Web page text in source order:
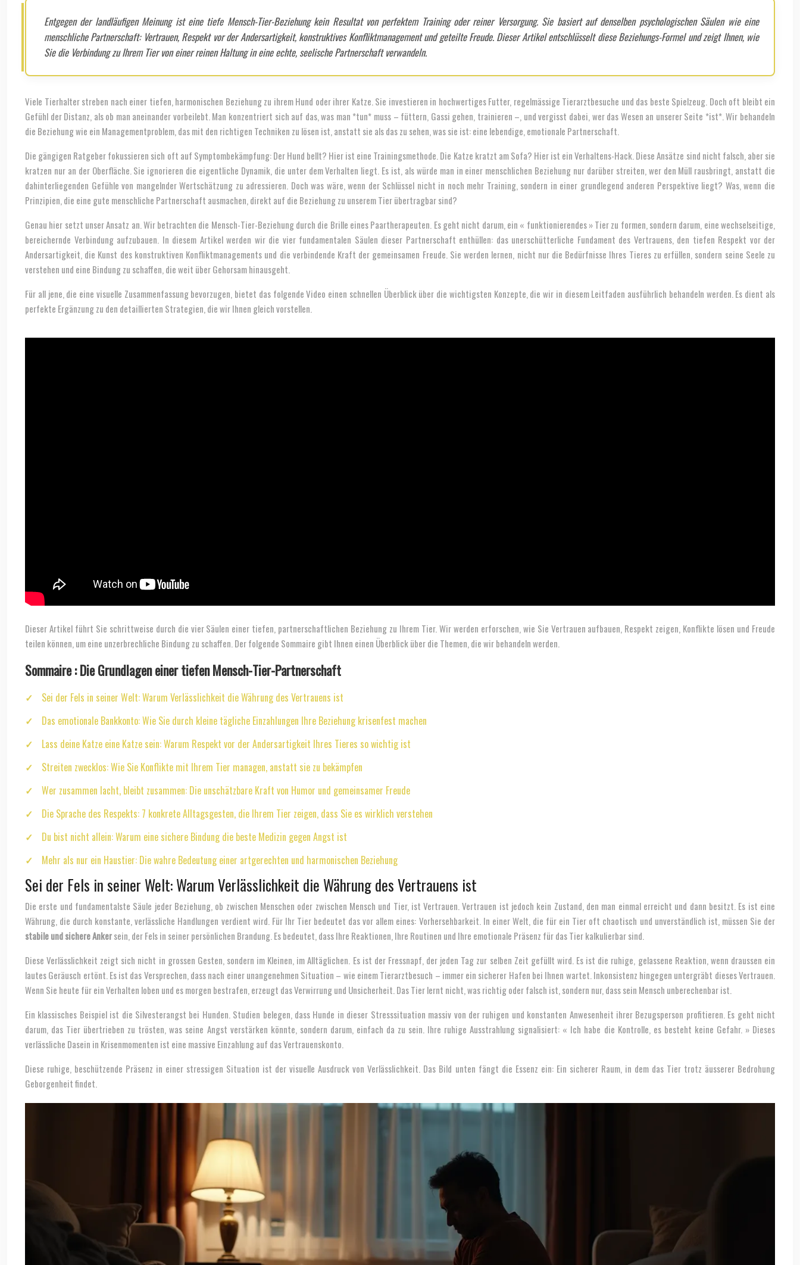
Entgegen der landläufigen Meinung ist eine tiefe Mensch-Tier-Beziehung kein Resultat von perfektem Training oder reiner Versorgung. Sie basiert auf denselben psychologischen Säulen wie eine
menschliche Partnerschaft: Vertrauen, Respekt vor der Andersartigkeit, konstruktives Konfliktmanagement und geteilte Freude. Dieser Artikel entschlüsselt diese Beziehungs-Formel und zeigt Ihnen, wie
Sie die Verbindung zu Ihrem Tier von einer reinen Haltung in eine echte, seelische Partnerschaft verwandeln.
Viele Tierhalter streben nach einer tiefen, harmonischen Beziehung zu ihrem Hund oder ihrer Katze. Sie investieren in hochwertiges Futter, regelmässige Tierarztbesuche und das beste Spielzeug. Doch oft bleibt ein
Gefühl der Distanz, als ob man aneinander vorbeilebt. Man konzentriert sich auf das, was man *tun* muss – füttern, Gassi gehen, trainieren –, und vergisst dabei, wer das Wesen an unserer Seite *ist*. Wir behandeln
die Beziehung wie ein Managementproblem, das mit den richtigen Techniken zu lösen ist, anstatt sie als das zu sehen, was sie ist: eine lebendige, emotionale Partnerschaft.
Die gängigen Ratgeber fokussieren sich oft auf Symptombekämpfung: Der Hund bellt? Hier ist eine Trainingsmethode. Die Katze kratzt am Sofa? Hier ist ein Verhaltens-Hack. Diese Ansätze sind nicht falsch, aber sie
kratzen nur an der Oberfläche. Sie ignorieren die eigentliche Dynamik, die unter dem Verhalten liegt. Es ist, als würde man in einer menschlichen Beziehung nur darüber streiten, wer den Müll rausbringt, anstatt die
dahinterliegenden Gefühle von mangelnder Wertschätzung zu adressieren. Doch was wäre, wenn der Schlüssel nicht in noch mehr Training, sondern in einer grundlegend anderen Perspektive liegt? Was, wenn die
Prinzipien, die eine gute menschliche Partnerschaft ausmachen, direkt auf die Beziehung zu unserem Tier übertragbar sind?
Genau hier setzt unser Ansatz an. Wir betrachten die Mensch-Tier-Beziehung durch die Brille eines Paartherapeuten. Es geht nicht darum, ein « funktionierendes » Tier zu formen, sondern darum, eine wechselseitige,
bereichernde Verbindung aufzubauen. In diesem Artikel werden wir die vier fundamentalen Säulen dieser Partnerschaft enthüllen: das unerschütterliche Fundament des Vertrauens, den tiefen Respekt vor der
Andersartigkeit, die Kunst des konstruktiven Konfliktmanagements und die verbindende Kraft der gemeinsamen Freude. Sie werden lernen, nicht nur die Bedürfnisse Ihres Tieres zu erfüllen, sondern seine Seele zu
verstehen und eine Bindung zu schaffen, die weit über Gehorsam hinausgeht.
Für all jene, die eine visuelle Zusammenfassung bevorzugen, bietet das folgende Video einen schnellen Überblick über die wichtigsten Konzepte, die wir in diesem Leitfaden ausführlich behandeln werden. Es dient als
perfekte Ergänzung zu den detaillierten Strategien, die wir Ihnen gleich vorstellen.
Dieser Artikel führt Sie schrittweise durch die vier Säulen einer tiefen, partnerschaftlichen Beziehung zu Ihrem Tier. Wir werden erforschen, wie Sie Vertrauen aufbauen, Respekt zeigen, Konflikte lösen und Freude
teilen können, um eine unzerbrechliche Bindung zu schaffen. Der folgende Sommaire gibt Ihnen einen Überblick über die Themen, die wir behandeln werden.
Sommaire : Die Grundlagen einer tiefen Mensch-Tier-Partnerschaft
Sei der Fels in seiner Welt: Warum Verlässlichkeit die Währung des Vertrauens ist
Das emotionale Bankkonto: Wie Sie durch kleine tägliche Einzahlungen Ihre Beziehung krisenfest machen
Lass deine Katze eine Katze sein: Warum Respekt vor der Andersartigkeit Ihres Tieres so wichtig ist
Streiten zwecklos: Wie Sie Konflikte mit Ihrem Tier managen, anstatt sie zu bekämpfen
Wer zusammen lacht, bleibt zusammen: Die unschätzbare Kraft von Humor und gemeinsamer Freude
Die Sprache des Respekts: 7 konkrete Alltagsgesten, die Ihrem Tier zeigen, dass Sie es wirklich verstehen
Du bist nicht allein: Warum eine sichere Bindung die beste Medizin gegen Angst ist
Mehr als nur ein Haustier: Die wahre Bedeutung einer artgerechten und harmonischen Beziehung
Sei der Fels in seiner Welt: Warum Verlässlichkeit die Währung des Vertrauens ist
Die erste und fundamentalste Säule jeder Beziehung, ob zwischen Menschen oder zwischen Mensch und Tier, ist Vertrauen. Vertrauen ist jedoch kein Zustand, den man einmal erreicht und dann besitzt. Es ist eine
Währung, die durch konstante, verlässliche Handlungen verdient wird. Für Ihr Tier bedeutet das vor allem eines: Vorhersehbarkeit. In einer Welt, die für ein Tier oft chaotisch und unverständlich ist, müssen Sie der
stabile und sichere Ankersein, der Fels in seiner persönlichen Brandung. Es bedeutet, dass Ihre Reaktionen, Ihre Routinen und Ihre emotionale Präsenz für das Tier kalkulierbar sind.
Diese Verlässlichkeit zeigt sich nicht in grossen Gesten, sondern im Kleinen, im Alltäglichen. Es ist der Fressnapf, der jeden Tag zur selben Zeit gefüllt wird. Es ist die ruhige, gelassene Reaktion, wenn draussen ein
lautes Geräusch ertönt. Es ist das Versprechen, dass nach einer unangenehmen Situation – wie einem Tierarztbesuch – immer ein sicherer Hafen bei Ihnen wartet. Inkonsistenz hingegen untergräbt dieses Vertrauen.
Wenn Sie heute für ein Verhalten loben und es morgen bestrafen, erzeugt das Verwirrung und Unsicherheit. Das Tier lernt nicht, was richtig oder falsch ist, sondern nur, dass sein Mensch unberechenbar ist.
Ein klassisches Beispiel ist die Silvesterangst bei Hunden. Studien belegen, dass Hunde in dieser Stresssituation massiv von der ruhigen und konstanten Anwesenheit ihrer Bezugsperson profitieren. Es geht nicht
darum, das Tier übertrieben zu trösten, was seine Angst verstärken könnte, sondern darum, einfach da zu sein. Ihre ruhige Ausstrahlung signalisiert: « Ich habe die Kontrolle, es besteht keine Gefahr. » Dieses
verlässliche Dasein in Krisenmomenten ist eine massive Einzahlung auf das Vertrauenskonto.
Diese ruhige, beschützende Präsenz in einer stressigen Situation ist der visuelle Ausdruck von Verlässlichkeit. Das Bild unten fängt die Essenz ein: Ein sicherer Raum, in dem das Tier trotz äusserer Bedrohung
Geborgenheit findet.